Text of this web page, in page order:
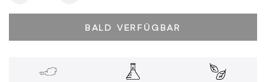
die
die
Menge
BALD VERFÜGBAR